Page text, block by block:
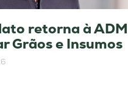
retorna à ADM
Grãos e Insumos